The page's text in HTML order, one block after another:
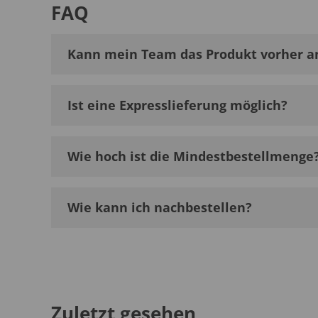
FAQ
Kann mein Team das Produkt vorher
Ist eine Expresslieferung möglich?
Wie hoch ist die
Wie kann ich nachbestellen?
Zuletzt gesehen